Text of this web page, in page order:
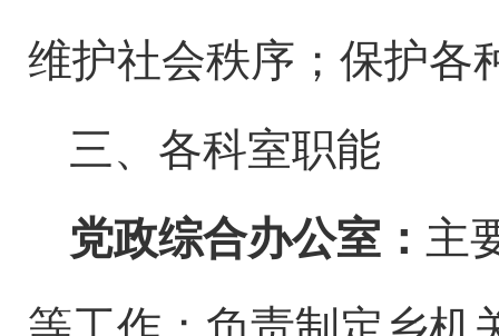
维护社会秩序；保护各
三、各科室职能
党政综合办公室 ： 主